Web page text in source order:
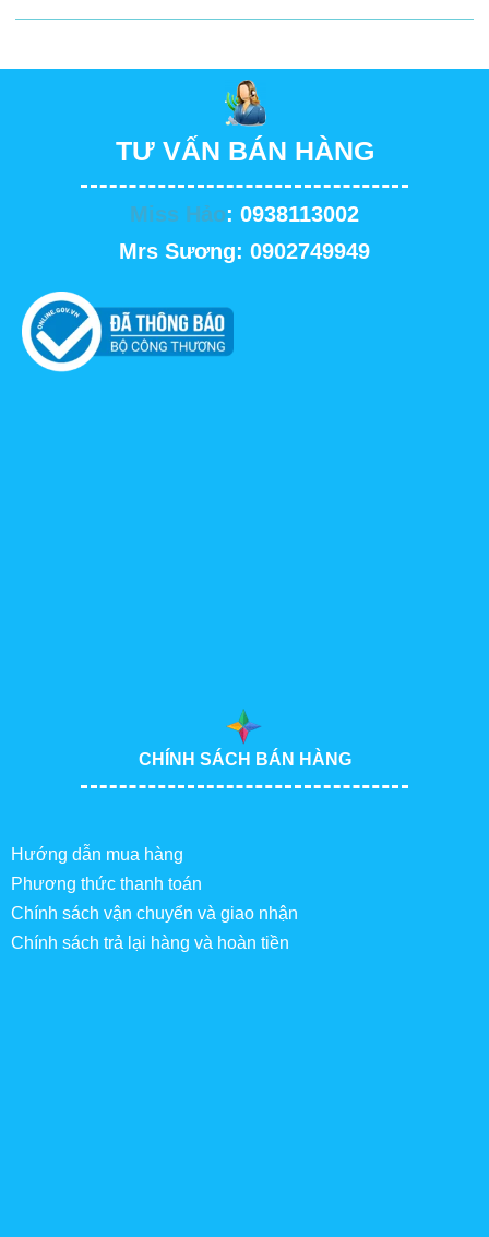
TƯ VẤN BÁN HÀNG
Miss Hảo: 0938113002
Mrs Sương: 0902749949
CHÍNH SÁCH BÁN HÀNG
Hướng dẫn mua hàng
Phương thức thanh toán
Chính sách vận chuyển và giao nhận
Chính sách trả lại hàng và hoàn tiền